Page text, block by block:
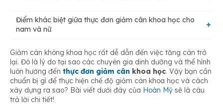
Lựa chọn thực phẩm tốt
Lên kế hoạch cụ thể
Tăng cường chất béo tốt, chất đạm và rau
Giảm cân với thực phẩm tự nhiên
Tập luyện thể chất
Điểm khác biệt giữa thực đơn giảm cân khoa học cho
nam và nữ
Nhu cầu sử dụng calo
Nhu cầu dinh dưỡng cần nạp
Giảm cân không khoa học rất dễ dẫn đến việc tăng cân trở
lại. Đó là lý do tại sao các chuyên gia dinh dưỡng và thể hình
luôn hướng đến thực đơn giảm cân khoa học. Vậy bạn cần
chuẩn bị gì để thực hiện chế độ giảm cân khoa học và cách
xây dựng ra sao? Bài viết dưới đây của Hoàn Mỹ sẽ là câu
trả lời chi tiết!